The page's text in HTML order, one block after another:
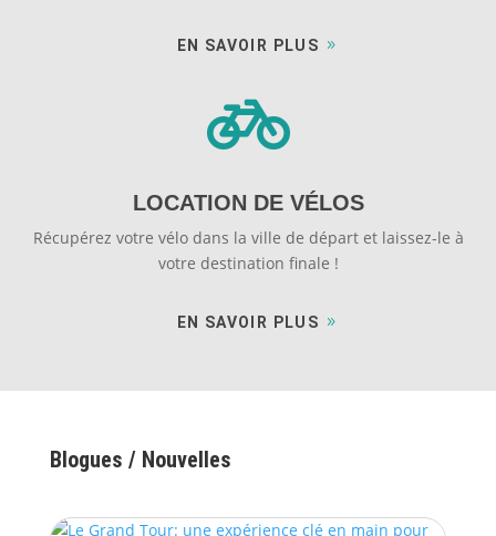
EN SAVOIR PLUS

LOCATION DE VÉLOS
Récupérez votre vélo dans la ville de départ et laissez-le à
votre destination finale !
EN SAVOIR PLUS
Blogues / Nouvelles